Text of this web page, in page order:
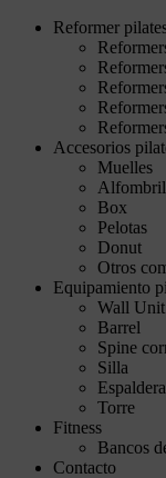
Reformer
Accesorios
Muelles
Box
Pelotas
Donut
Otros
Equipamiento
Wall Unit
Barrel
Spine
Silla
Espaldera
Torre
Fitness
Bancos
Contacto